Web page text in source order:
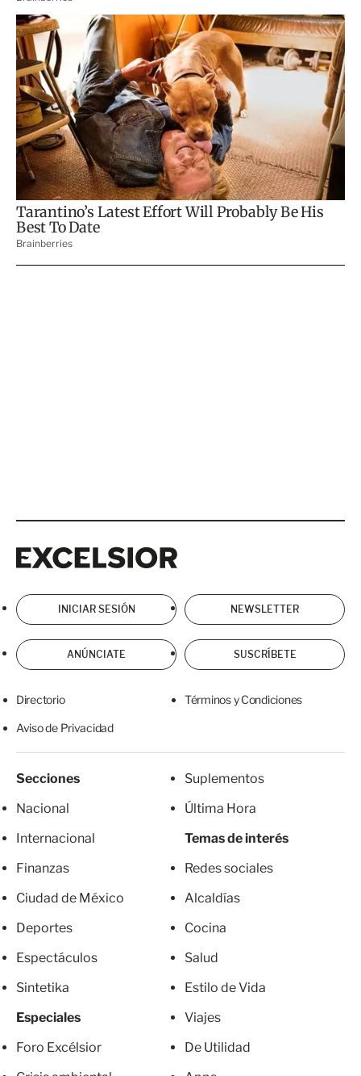
INICIAR SESIÓN NEWSLETTER
ANÚNCIATE SUSCRÍBETE
Directorio Términos y Condiciones
Aviso de Privacidad
Secciones
Nacional
Internacional
Finanzas
Ciudad de México
Deportes
Espectáculos
Sintetika
Especiales
Foro Excélsior
Suplementos
Última Hora
Temas de interés
Redes sociales
Alcaldías
Cocina
Salud
Estilo de Vida
Viajes
De Utilidad